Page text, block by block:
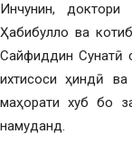
Инчунин,
Ҳабибулло ва
Сайфиддин Сунатӣ
ихтисоси ҳиндӣ
маҳорати хуб бо
намуданд.